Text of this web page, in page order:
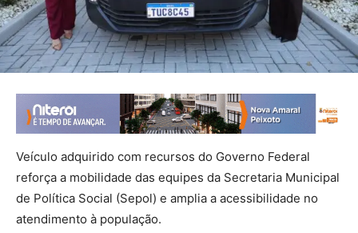
Veículo adquirido com recursos do Governo Federal
reforça a mobilidade das equipes da Secretaria Municipal
de Política Social (Sepol) e amplia a acessibilidade no
atendimento à população.